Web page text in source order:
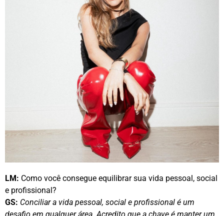
LM: Como você consegue equilibrar sua vida pessoal, social
e profissional?
GS: Conciliar a vida pessoal, social e profissional é um